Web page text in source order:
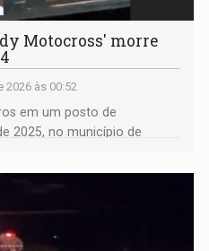
Motocross' morre
2026 às 00:52
em um posto de
2025, no município de